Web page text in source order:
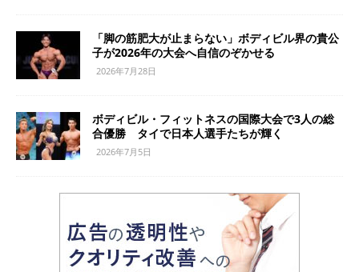
「脚の筋肥大が止まらない」ボディビル界の貴公
子が2026年の大会へ自信のぞかせる
2026年7月28日
ボディビル・フィットネスの国際大会で3人の総
合優勝 タイで日本人選手たちが輝く
2026年7月5日